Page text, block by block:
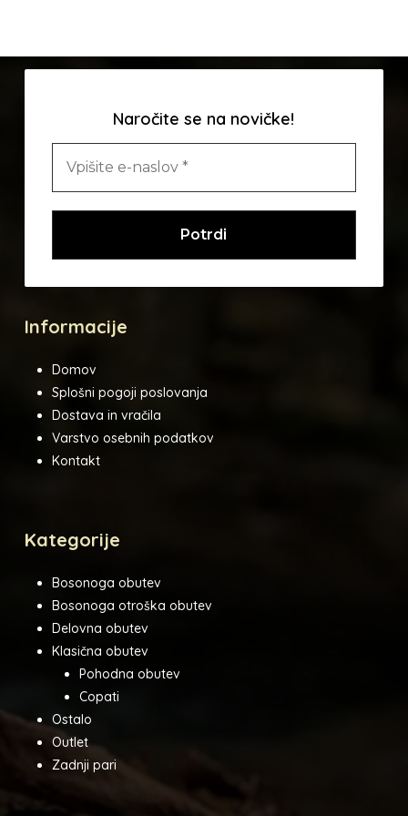
Naročite se na novičke!
Informacije
Domov
Splošni pogoji poslovanja
Dostava in vračila
Varstvo osebnih podatkov
Kontakt
Kategorije
Bosonoga obutev
Bosonoga otroška obutev
Delovna obutev
Klasična obutev
Pohodna obutev
Copati
Ostalo
Outlet
Zadnji pari